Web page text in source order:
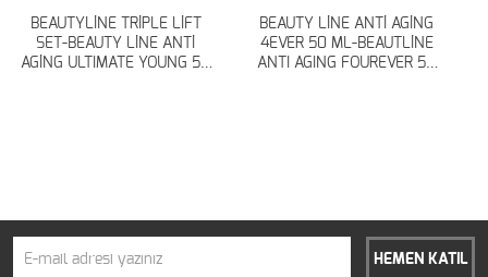
BEAUTYLİNE TRİPLE LİFT
SET-BEAUTY LİNE ANTİ
AGİNG ULTIMATE YOUNG 50
BEAUTY LİNE ANTİ AGİNG
4EVER 50 ML-BEAUTLİNE
ANTI AGING FOUREVER 50
HEMEN KATIL